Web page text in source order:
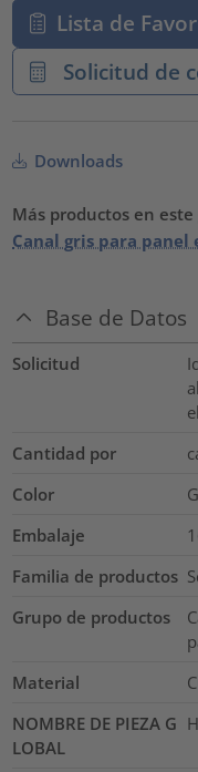
Lista de
Solicitud de
Downloads
Más productos en
Canal gris para
Base de Datos
Solicitud
Cantidad por
Color
Embalaje
Familia de productos
Grupo de productos
Material
NOMBRE DE PIEZA G
LOBAL